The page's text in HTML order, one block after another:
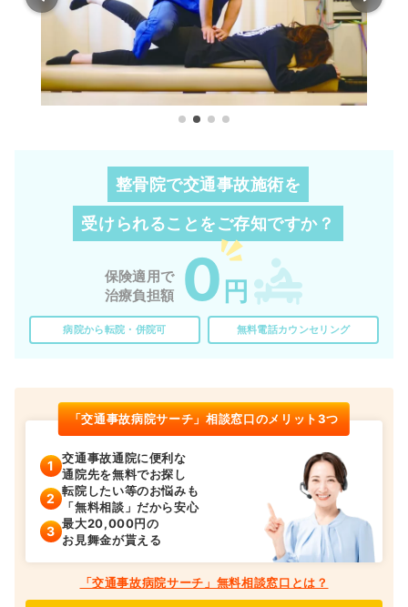
整骨院で交通事故施術を
受けられることをご存知ですか？
保険適用で
治療負担額
0 円
病院から転院・併院可 無料電話カウンセリング
「交通事故病院サーチ」相談窓口のメリット3つ
交通事故通院に便利な
通院先を無料でお探し
転院したい等のお悩みも
「無料相談」だから安心
最大20,000円の
お見舞金が貰える
「交通事故病院サーチ」無料相談窓口とは？